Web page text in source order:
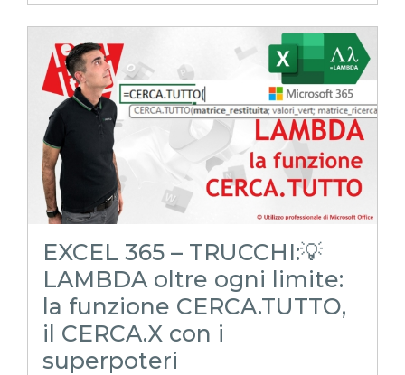
reporting in excel
Experta
xlsx
excel magico
excel facile
EXCELoltreognilimite
EXCELtrucchiesegreti
excel tips
excel tutorial italiano
funzione lambda
lambda
estraitestomaiusc
testo maiuscolo
EXCEL 365 – TRUCCHI:💡
LAMBDA oltre ogni limite:
la funzione CERCA.TUTTO,
il CERCA.X con i
superpoteri